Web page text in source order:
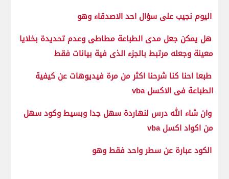
اليوم نجيب على سؤال احد الاصدقاء وهو
هل يمكن جعل مدى الطباعة مطاطى وعدم تحديدة بخلايا
معينة وجعله مرتبط بالجزء الذى فية بيانات فقط
طبعا احنا كنا شرحنا اكثر من مرة فيديوهات عن كيفية
الطباعة فى الاكسل vba
وان شاء الله درس لنهاردة سهل جدا وبسيط وكود سهل
من اكواد اكسل vba
الكود عبارة عن سطر واحد فقط وهو